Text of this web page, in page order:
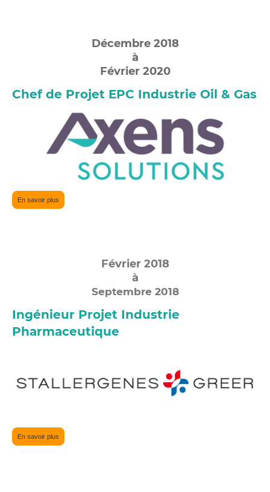
Décembre 2018
à
Février 2020
Chef de Projet EPC Industrie Oil & Gas
En savoir plus
Février 2018
à
Septembre 2018
Ingénieur Projet Industrie
Pharmaceutique
En savoir plus